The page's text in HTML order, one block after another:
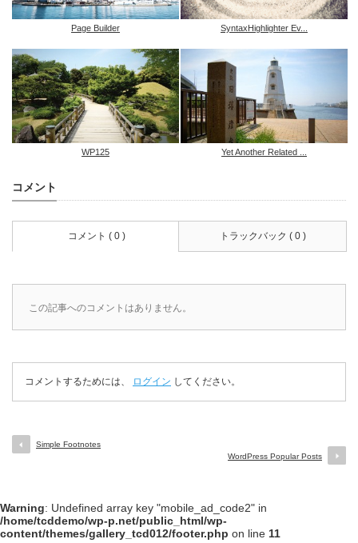
Page Builder SyntaxHighlighter Ev...
WP125 Yet Another Related ...
コメント
コメント ( 0 ) トラックバック ( 0 )
この記事へのコメントはありません。
コメントするためには、 ログイン してください。
Simple Footnotes
WordPress Popular Posts
Warning: Undefined array key "mobile_ad_code2" in
/home/tcddemo/wp-p.net/public_html/wp-
content/themes/gallery_tcd012/footer.php on line 11